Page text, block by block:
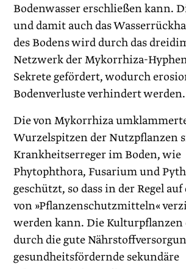
Bodenwasser erschließen kann.
und damit auch das
des Bodens wird durch das
Netzwerk der Mykorrhiza-
Sekrete gefördert, wodurch
Bodenverluste verhindert werden.
Die von Mykorrhiza
Wurzelspitzen der Nutzpflanzen
Krankheitserreger im Boden, wie
Phytophthora, Fusarium und
geschützt, so dass in der Regel
von »Pflanzenschutzmitteln«
werden kann. Die
durch die gute
gesundheitsfördernde sekundäre